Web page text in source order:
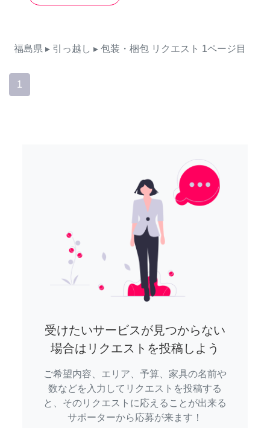
福島県 ▸ 引っ越し ▸ 包装・梱包 リクエスト 1ページ目
1
受けたいサービスが見つからない
場合はリクエストを投稿しよう
ご希望内容、エリア、予算、家具の名前や
数などを入力してリクエストを投稿する
と、そのリクエストに応えることが出来る
サポーターから応募が来ます！